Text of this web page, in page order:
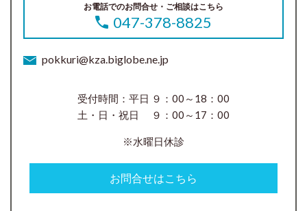
お電話でのお問合せ・ご相談はこちら
047-378-8825
pokkuri@kza.biglobe.ne.jp
受付時間：平日 ９：00～18：00
土・日・祝日 ９：00～17：00
※水曜日休診
お問合せはこちら